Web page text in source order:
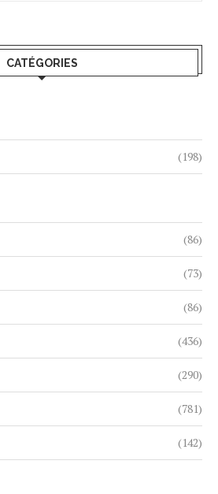
CATÉGORIES
(198)
(86)
(73)
(86)
(436)
(290)
(781)
(142)